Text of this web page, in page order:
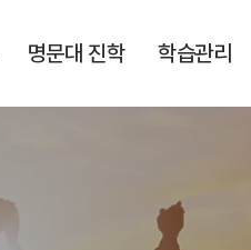
명문대 진학 학습관리